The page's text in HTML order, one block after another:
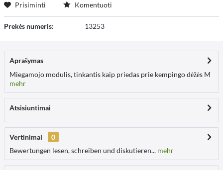
Prisiminti Komentuoti
Prekės numeris: 13253
Aprašymas
Miegamojo modulis, tinkantis kaip priedas prie kempingo dėžės M
mehr
Atsisiuntimai
Vertinimai
0
Bewertungen lesen, schreiben und diskutieren... mehr